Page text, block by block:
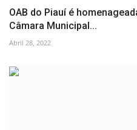
OAB do Piauí é
Câmara Municipal...
Abril 28, 2022